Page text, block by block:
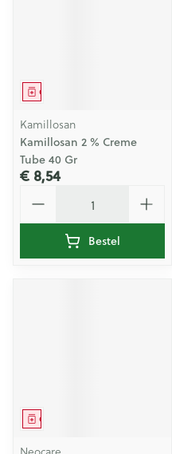
Geneesmiddel
Kamillosan
Kamillosan 2 % Creme
Tube 40 Gr
€ 8,54
Bestel
Geneesmiddel